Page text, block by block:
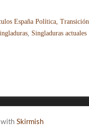
España Política, Transición
Singladuras actuales
Skirmish